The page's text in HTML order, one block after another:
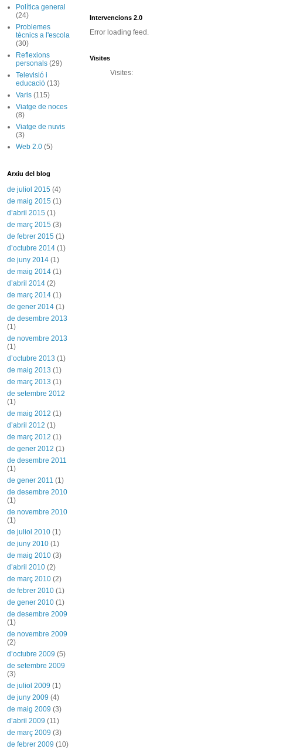
Política general
(24)
Problemes
tècnics a l'escola
(30)
Reflexions
personals (29)
Televisió i
educació (13)
Varis (115)
Viatge de noces
(8)
Viatge de nuvis
(3)
Web 2.0 (5)
Arxiu del blog
de juliol 2015 (4)
de maig 2015 (1)
d’abril 2015 (1)
de març 2015 (3)
de febrer 2015 (1)
d’octubre 2014 (1)
de juny 2014 (1)
de maig 2014 (1)
d’abril 2014 (2)
de març 2014 (1)
de gener 2014 (1)
de desembre 2013
(1)
de novembre 2013
(1)
d’octubre 2013 (1)
de maig 2013 (1)
de març 2013 (1)
de setembre 2012
(1)
de maig 2012 (1)
d’abril 2012 (1)
de març 2012 (1)
de gener 2012 (1)
de desembre 2011
(1)
de gener 2011 (1)
de desembre 2010
(1)
de novembre 2010
(1)
de juliol 2010 (1)
de juny 2010 (1)
de maig 2010 (3)
d’abril 2010 (2)
de març 2010 (2)
de febrer 2010 (1)
de gener 2010 (1)
de desembre 2009
(1)
de novembre 2009
(2)
d’octubre 2009 (5)
de setembre 2009
(3)
de juliol 2009 (1)
de juny 2009 (4)
de maig 2009 (3)
d’abril 2009 (11)
de març 2009 (3)
de febrer 2009 (10)
Intervencions 2.0
Error loading feed.
Visites
Visites: